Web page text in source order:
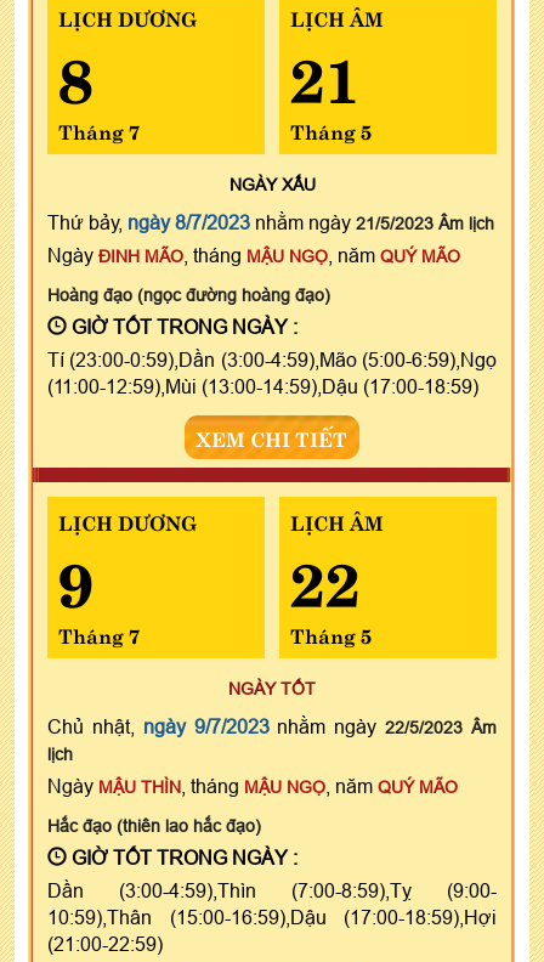
LỊCH DƯƠNG
8
Tháng 7
LỊCH ÂM
21
Tháng 5
NGÀYXẤU
Thứ bảy, ngày 8/7/2023 nhằm ngày 21/5/2023 Âm lịch
Ngày ĐINH MÃO , tháng MẬU NGỌ , năm QUÝ MÃO
Hoàng đạo (ngọc đường hoàng đạo)
GIỜ TỐT TRONG NGÀY :
Tí (23:00-0:59),Dần (3:00-4:59),Mão (5:00-6:59),Ngọ
(11:00-12:59),Mùi (13:00-14:59),Dậu (17:00-18:59)
XEM CHI TIẾT
LỊCH DƯƠNG
9
Tháng 7
LỊCH ÂM
22
Tháng 5
NGÀY TỐT
Chủ nhật, ngày 9/7/2023nhằm ngày22/5/2023 Âm
lịch
Ngày MẬU THÌN , tháng MẬU NGỌ , năm QUÝ MÃO
Hắc đạo (thiên lao hắc đạo)
GIỜ TỐT TRONG NGÀY :
Dần (3:00-4:59),Thìn (7:00-8:59),Tỵ (9:00-
10:59),Thân (15:00-16:59),Dậu (17:00-18:59),Hợi
(21:00-22:59)